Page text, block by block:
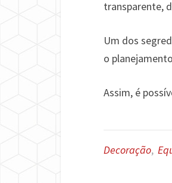
transparente,
Um dos
o
Assim, é
Decoração,